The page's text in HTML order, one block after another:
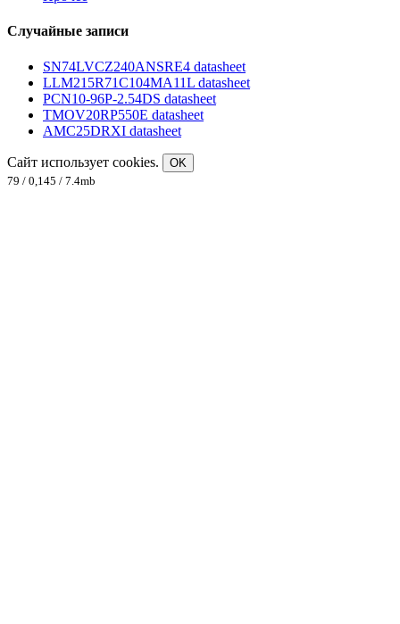
Случайные записи
SN74LVCZ240ANSRE4 datasheet
LLM215R71C104MA11L datasheet
PCN10-96P-2.54DS datasheet
TMOV20RP550E datasheet
AMC25DRXI datasheet
Сайт использует cookies.
OK
79 / 0,145 / 7.4mb